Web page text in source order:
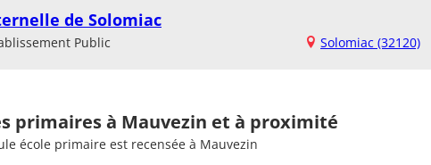
de Solomiac
Public Solomiac (32120)
primaires à Mauvezin et à proximité
école primaire est recensée à Mauvezin